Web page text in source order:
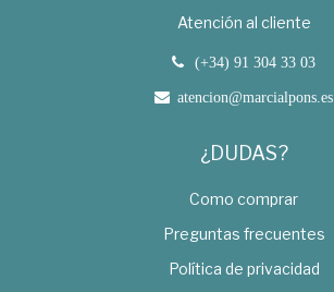
Atención al cliente
(+34) 91 304 33 03
atencion@marcialpons.es
¿DUDAS?
Como comprar
Preguntas frecuentes
Política de privacidad